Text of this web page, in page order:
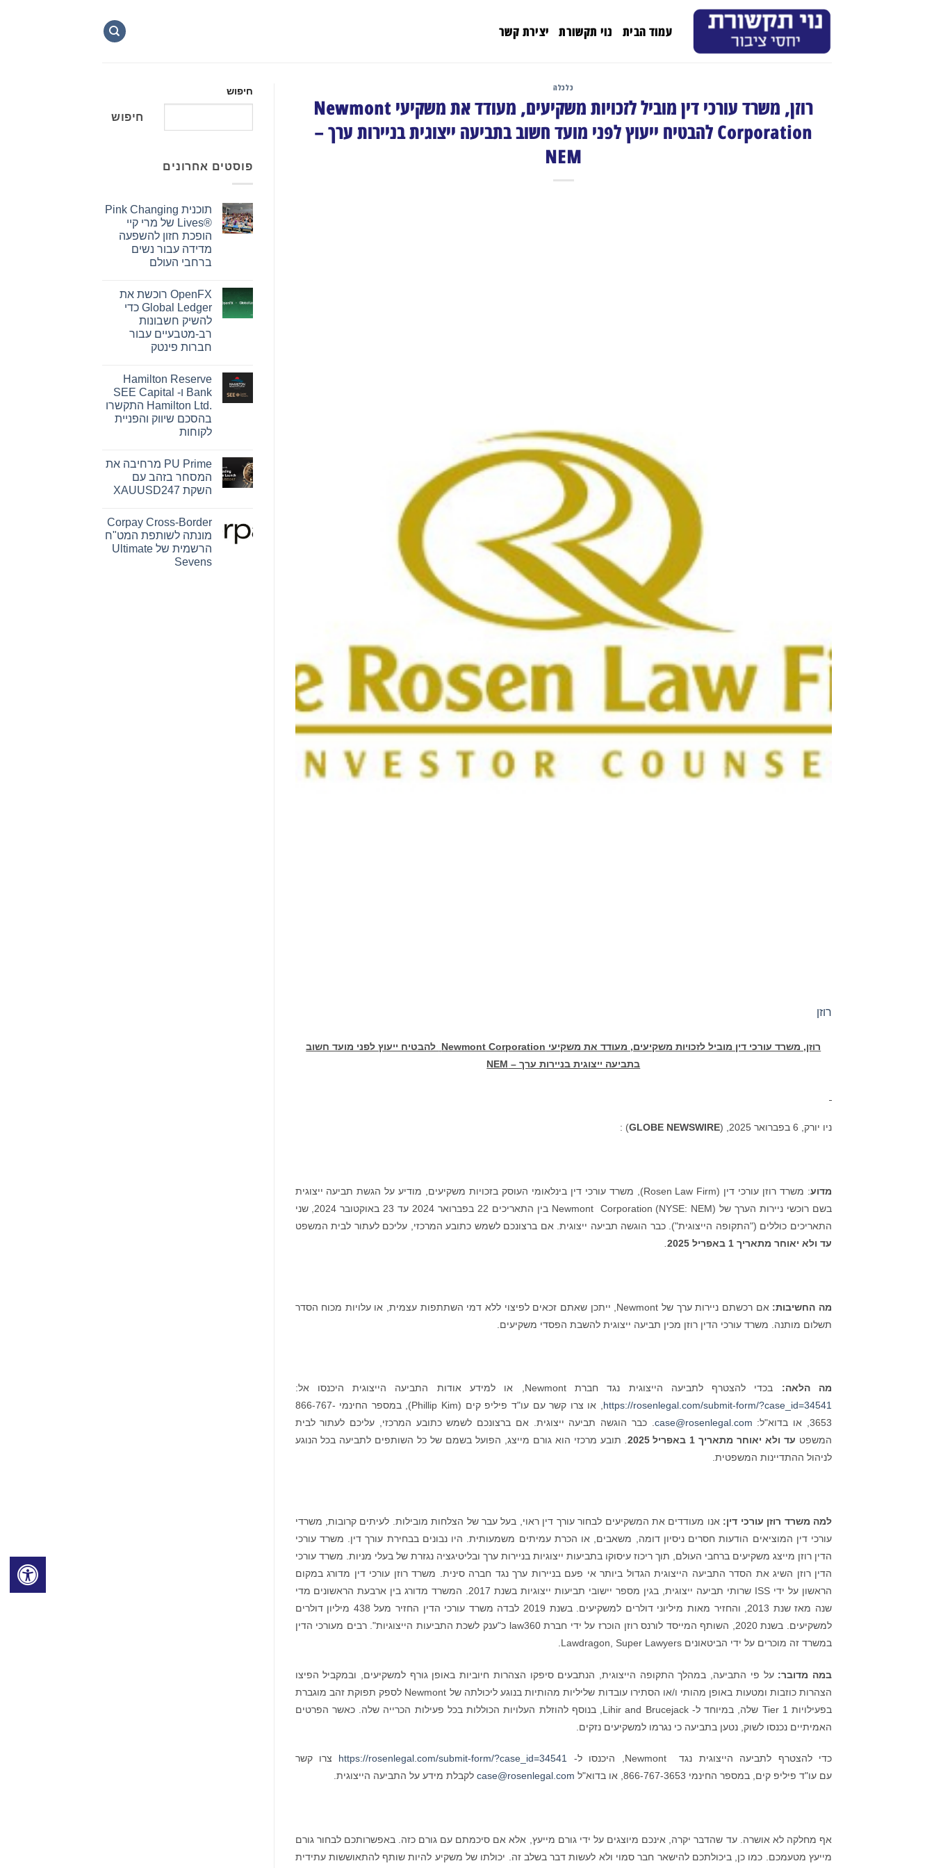
עמוד הבית נוי תקשורת יצירת קשר
כלכלה
רוזן, משרד עורכי דין מוביל לזכויות משקיעים, מעודד את משקיעי Newmont
Corporation להבטיח ייעוץ לפני מועד חשוב בתביעה ייצוגית בניירות ערך –
NEM
רוזן
רוזן, משרד עורכי דין מוביל לזכויות משקיעים, מעודד את משקיעי Newmont Corporation להבטיח ייעוץ לפני מועד חשוב
בתביעה ייצוגית בניירות ערך – NEM
ניו יורק, 6 בפברואר 2025, ( GLOBE NEWSWIRE
) :
מדוע
: משרד רוזן עורכי דין (Rosen Law Firm), משרד עורכי דין בינלאומי העוסק בזכויות משקיעים, מודיע על הגשת תביעה ייצוגית
בשם רוכשי ניירות הערך של Newmont Corporation (NYSE: NEM) בין התאריכים 22 בפברואר 2024 עד 23 באוקטובר 2024, שני
התאריכים כוללים ("התקופה הייצוגית"). כבר הוגשה תביעה ייצוגית. אם ברצונכם לשמש כתובע המרכזי, עליכם לעתור לבית המשפט
עד ולא יאוחר מתאריך 1 באפריל 2025
מה החשיבות:
אם רכשתם ניירות ערך של Newmont, ייתכן שאתם זכאים לפיצוי ללא דמי השתתפות עצמית, או עלויות מכוח הסדר
תשלום מותנה. משרד עורכי הדין רוזן מכין תביעה ייצוגית להשבת הפסדי משקיעים.
מה הלאה: בכדי להצטרף לתביעה הייצוגית נגד חברת Newmont, או למידע אודות התביעה הייצוגית היכנסו אל:
https://rosenlegal.com/submit-form/?case_id=34541
, או צרו קשר עם עו"ד פיליפ קים (Phillip Kim), במספר החינמי 866-767-
3653, או בדוא"ל:
case@rosenlegal.com. כבר הוגשה תביעה ייצוגית. אם ברצונכם לשמש כתובע המרכזי, עליכם לעתור לבית
המשפט עד ולא יאוחר מתאריך 1 באפריל 2025 . תובע מרכזי הוא גורם מייצג, הפועל בשמם של כל השותפים לתביעה בכל הנוגע
לניהול ההתדיינות המשפטית.
למה משרד רוזן עורכי דין: אנו מעודדים את המשקיעים לבחור עורך דין ראוי, בעל עבר של הצלחות מובילות. לעיתים קרובות, משרדי
עורכי דין המוציאים הודעות חסרים ניסיון דומה, משאבים, או הכרת עמיתים משמעותית. היו נבונים בבחירת עורך דין. משרד עורכי
הדין רוזן מייצג משקיעים ברחבי העולם, תוך ריכוז עיסוקו בתביעות ייצוגיות בניירות ערך ובליטיגציה נגזרת של בעלי מניות. משרד עורכי
הדין רוזן השיג את הסדר התביעה הייצוגית הגדול ביותר אי פעם בניירות ערך נגד חברה סינית. משרד רוזן עורכי דין מדורג במקום
הראשון על ידי ISS שרותי תביעה ייצוגית, בגין מספר יישובי תביעות ייצוגיות בשנת 2017. המשרד מדורג בין ארבעת הראשונים מדי
שנה מאז שנת 2013, והחזיר מאות מיליוני דולרים למשקיעים. בשנת 2019 לבדה משרד עורכי הדין החזיר מעל 438 מיליון דולרים
למשקיעים. בשנת 2020, השותף המייסד לורנס רוזן הוכרז על ידי חברת law360 כ"ענק לשכת התביעות הייצוגיות". רבים מעורכי הדין
במשרד זה מוכרים על ידי הביטאונים Lawdragon, Super Lawyers.
במה מדובר: על פי התביעה, במהלך התקופה הייצוגית, הנתבעים סיפקו הצהרות חיוביות באופן גורף למשקיעים, ובמקביל הפיצו
הצהרות כוזבות ומטעות באופן מהותי ו/או הסתירו עובדות שליליות מהותיות בנוגע ליכולתה של Newmont לספק תפוקת זהב מוגברת
בפעילויות Tier 1 שלה, במיוחד ל- Lihir and Brucejack, בנוסף להוזלת העלויות הכוללות בכל פעילות הכרייה שלה. כאשר הפרטים
האמיתיים נכנסו לשוק, נטען בתביעה כי נגרמו למשקיעים נזקים.
כדי להצטרף לתביעה הייצוגית נגד Newmont, היכנסו ל- https://rosenlegal.com/submit-form/?case_id=34541 צרו קשר
עם עו"ד פיליפ קים, במספר החינמי 866-767-3653, או בדוא"ל
case@rosenlegal.com לקבלת מידע על התביעה הייצוגית.
אף מחלקה לא אושרה. עד שהדבר יקרה, אינכם מיוצגים על ידי גורם מייעץ, אלא אם סיכמתם עם גורם כזה. באפשרותכם לבחור גורם
מייעץ מטעמכם. כמו כן, ביכולתכם להישאר חבר סמוי ולא לעשות דבר בשלב זה. יכולתו של משקיע להיות שותף להתאוששות עתידית
חיפוש
חיפוש
פוסטים אחרונים
תוכנית Pink Changing
Lives®‎ של מרי קיי
הופכת חזון להשפעה
מדידה עבור נשים
ברחבי העולם
על
תוכנית
Pink
Changing
Lives®‎
של
מרי
חזון
להשפעה
מדידה
עבור
נשים
ברחבי
העולם
OpenFX רוכשת את
Global Ledger כדי
להשיק חשבונות
רב-מטבעיים עבור
חברות פינטק
על
OpenFX
רוכשת
את
Global
Ledger
כדי
רב-מטבעיים
עבור
חברות
פינטק
Hamilton Reserve
Bank ו- SEE Capital
Hamilton Ltd.‎ התקשרו
בהסכם שיווק והפניית
לקוחות
על
Hamilton
Reserve
Bank
Capital
Hamilton
Ltd.‎
התקשרו
בהסכם
שיווק
PU Prime מרחיבה את
המסחר בזהב עם
השקת XAUUSD247
על
PU
Prime
מרחיבה
את
המסחר
Corpay Cross-Border
מונתה לשותפת המט"ח
הרשמית של Ultimate
Sevens